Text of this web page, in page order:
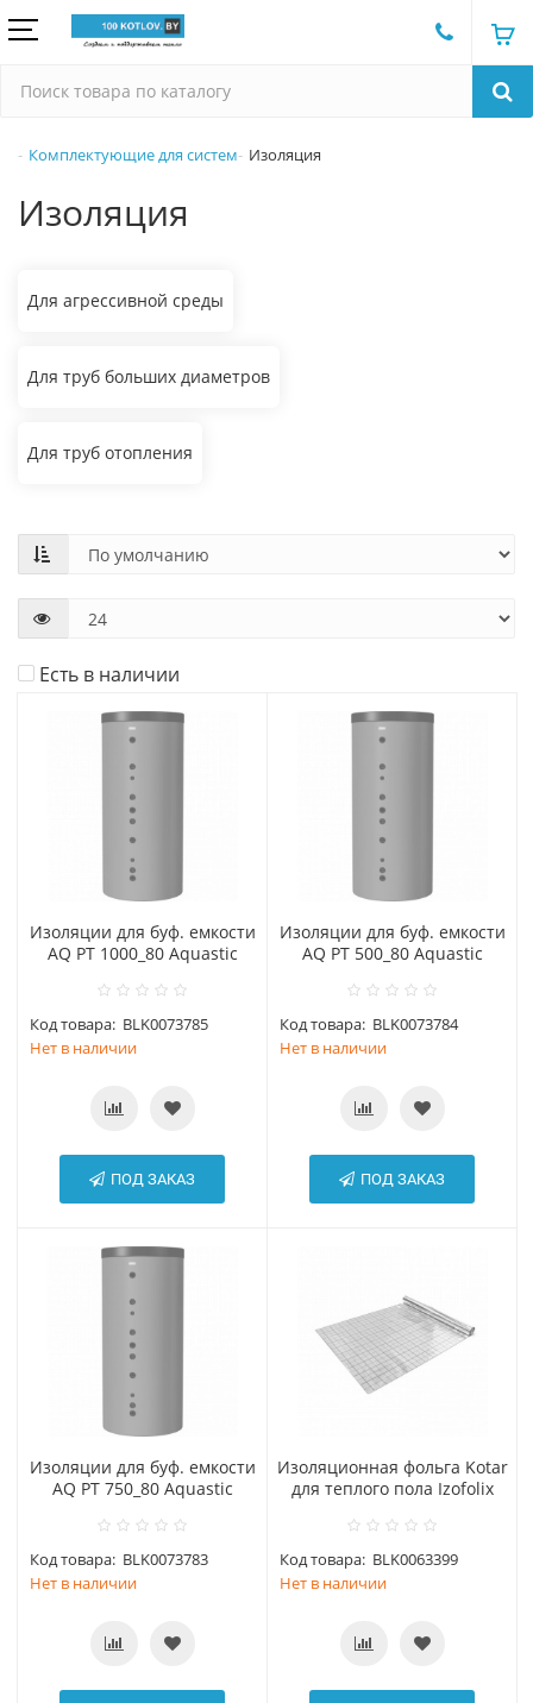
Комплектующие для систем Изоляция
Изоляция
Для агрессивной среды
Для труб больших диаметров
Для труб отопления
Есть в наличии
Изоляции для буф. емкости
AQ PT 1000_80 Aquastic
Код товара: BLK0073785
Нет в наличии
ПОД ЗАКАЗ
Изоляции для буф. емкости
AQ PT 500_80 Aquastic
Код товара: BLK0073784
Нет в наличии
ПОД ЗАКАЗ
Изоляции для буф. емкости
AQ PT 750_80 Aquastic
Код товара: BLK0073783
Нет в наличии
Изоляционная фольга Kotar
для теплого пола Izofolix
Код товара: BLK0063399
Нет в наличии